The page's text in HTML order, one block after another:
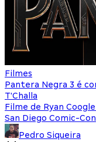
Filmes
Pantera Negra 3 é
T'Challa
Filme de Ryan
San Diego Comic-Con
Pedro Siqueira